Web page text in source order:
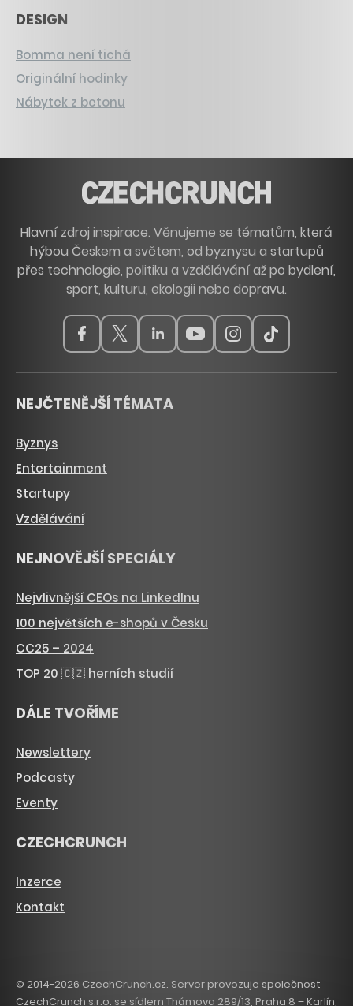
DESIGN
Bomma není tichá
Originální hodinky
Nábytek z betonu
Hlavní zdroj inspirace. Věnujeme se tématům, která
hýbou Českem a světem, od byznysu a startupů
přes technologie, politiku a vzdělávání až po bydlení,
sport, kulturu, ekologii nebo dopravu.
NEJČTENĚJŠÍ TÉMATA
Byznys
Entertainment
Startupy
Vzdělávání
NEJNOVĚJŠÍ SPECIÁLY
Nejvlivnější CEOs na LinkedInu
100 největších e-shopů v Česku
CC25 – 2024
TOP 20 🇨🇿 herních studií
DÁLE TVOŘÍME
Newslettery
Podcasty
Eventy
CZECHCRUNCH
Inzerce
Kontakt
© 2014-2026 CzechCrunch.cz. Server provozuje společnost
CzechCrunch s.r.o. se sídlem Thámova 289/13, Praha 8 – Karlín,